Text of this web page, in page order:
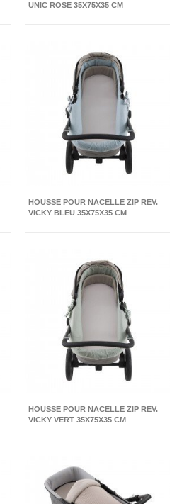
UNIC ROSE 35X75X35 CM
HOUSSE POUR NACELLE ZIP REV.
VICKY BLEU 35X75X35 CM
HOUSSE POUR NACELLE ZIP REV.
VICKY VERT 35X75X35 CM